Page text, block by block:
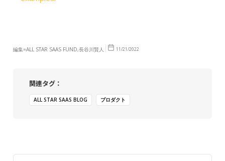
編集=ALL STAR SAAS FUND,長谷川賢人 11/21/2022
関連タグ：
ALL STAR SAAS BLOG プロダクト